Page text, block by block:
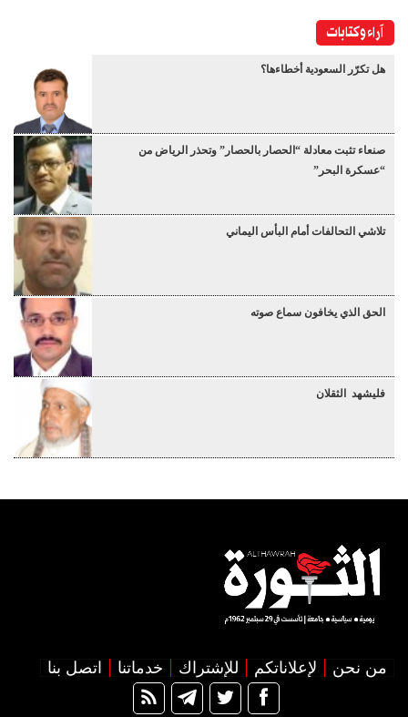
آراء وكتابات
هل تكرّر السعودية أخطاءها؟
صنعاء تثبت معادلة “الحصار بالحصار” وتحذر الرياض من
“عسكرة البحر”
تلاشي التحالفات أمام البأس اليماني
الحق الذي يخافون سماع صوته
فليشهد الثقلان
من نحن لإعلاناتكم للإشتراك خدماتنا اتصل بنا